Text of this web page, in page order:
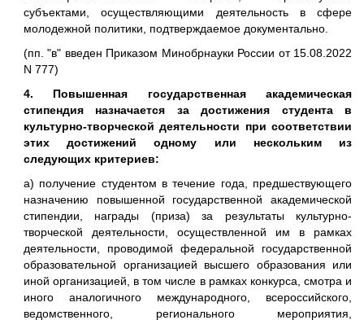
субъектами, осуществляющими деятельность в сфере
молодежной политики, подтверждаемое документально.
(пп. "в" введен Приказом Минобрнауки России от 15.08.2022
N 777)
4. Повышенная государственная академическая
стипендия назначается за достижения студента в
культурно-творческой деятельности при соответствии
этих достижений одному или нескольким из
следующих критериев:
а) получение студентом в течение года, предшествующего
назначению повышенной государственной академической
стипендии, награды (приза) за результаты культурно-
творческой деятельности, осуществленной им в рамках
деятельности, проводимой федеральной государственной
образовательной организацией высшего образования или
иной организацией, в том числе в рамках конкурса, смотра и
иного аналогичного международного, всероссийского,
ведомственного, регионального мероприятия,